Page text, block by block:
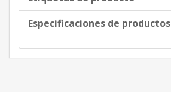
Especificaciones de productos